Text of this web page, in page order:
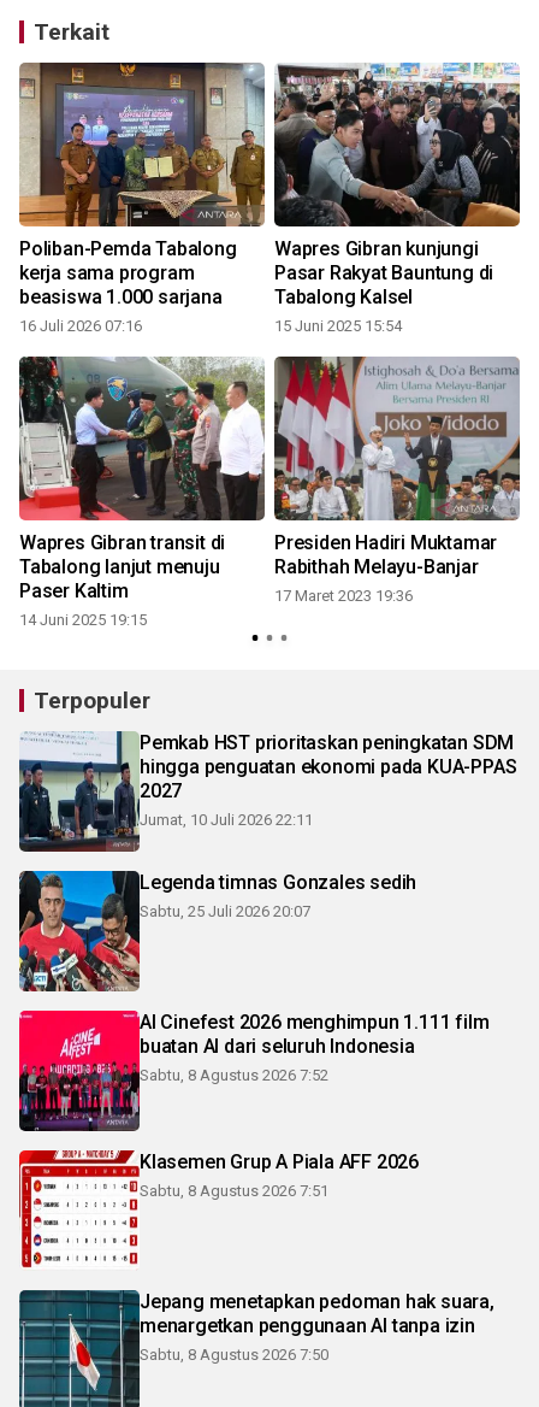
Terkait
Poliban-Pemda Tabalong
kerja sama program
beasiswa 1.000 sarjana
16 Juli 2026 07:16
Wapres Gibran kunjungi
Pasar Rakyat Bauntung di
Tabalong Kalsel
15 Juni 2025 15:54
Wapres Gibran transit di
Tabalong lanjut menuju
Paser Kaltim
14 Juni 2025 19:15
Presiden Hadiri Muktamar
Rabithah Melayu-Banjar
17 Maret 2023 19:36
Terpopuler
Pemkab HST prioritaskan peningkatan SDM
hingga penguatan ekonomi pada KUA-PPAS
2027
Jumat, 10 Juli 2026 22:11
Legenda timnas Gonzales sedih
Sabtu, 25 Juli 2026 20:07
AI Cinefest 2026 menghimpun 1.111 film
buatan AI dari seluruh Indonesia
Sabtu, 8 Agustus 2026 7:52
Klasemen Grup A Piala AFF 2026
Sabtu, 8 Agustus 2026 7:51
Jepang menetapkan pedoman hak suara,
menargetkan penggunaan AI tanpa izin
Sabtu, 8 Agustus 2026 7:50